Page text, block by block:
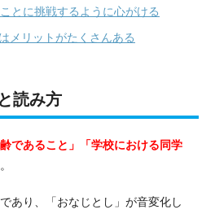
とに挑戦するように心がける
メリットがたくさんある
読み方
齢であること」「学校における同学
あり、「おなじとし」が音変化し